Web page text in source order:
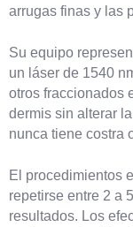
arrugas finas y las
Su equipo
un láser de 1540
otros fraccionados
dermis sin alterar
nunca tiene costra
El procedimientos
repetirse entre 2 a
resultados. Los